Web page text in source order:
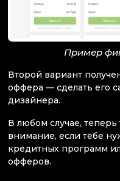
Пример
Второй вариант
оффера — сделать его
дизайнера.
В любом случае,
внимание, если тебе
кредитных программ
офферов.